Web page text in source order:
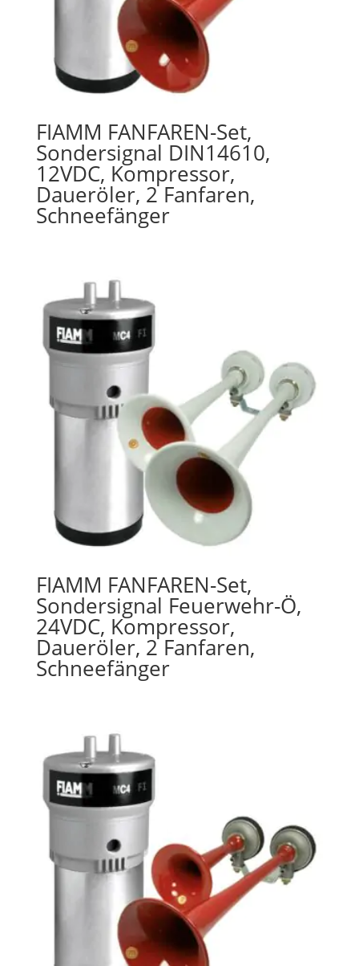
FIAMM FANFAREN-Set,
Sondersignal DIN14610,
12VDC, Kompressor,
Daueröler, 2 Fanfaren,
Schneefänger
FIAMM FANFAREN-Set,
Sondersignal Feuerwehr-Ö,
24VDC, Kompressor,
Daueröler, 2 Fanfaren,
Schneefänger